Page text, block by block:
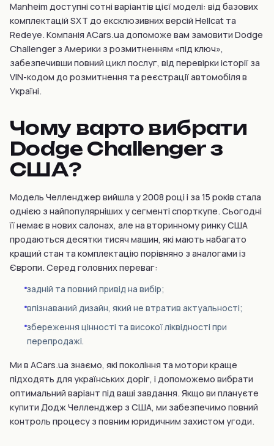
Manheim доступні сотні варіантів цієї моделі: від базових
комплектацій SXT до ексклюзивних версій Hellcat та
Redeye. Компанія ACars.ua допоможе вам замовити Dodge
Challenger з Америки з розмитненням «під ключ»,
забезпечивши повний цикл послуг, від перевірки історії за
VIN-кодом до розмитнення та реєстрації автомобіля в
Україні.
Чому варто вибрати
Dodge Challenger з
США?
Модель Челленджер вийшла у 2008 році і за 15 років стала
однією з найпопулярніших у сегменті спорткупе. Сьогодні
її немає в нових салонах, але на вторинному ринку США
продаються десятки тисяч машин, які мають набагато
кращий стан та комплектацію порівняно з аналогами із
Європи. Серед головних переваг:
задній та повний привід на вибір;
впізнаваний дизайн, який не втратив актуальності;
збереження цінності та високої ліквідності при
перепродажі.
Ми в ACars.ua знаємо, які покоління та мотори краще
підходять для українських доріг, і допоможемо вибрати
оптимальний варіант під ваші завдання. Якщо ви плануєте
купити Додж Челленджер з США, ми забезпечимо повний
контроль процесу з повним юридичним захистом угоди.